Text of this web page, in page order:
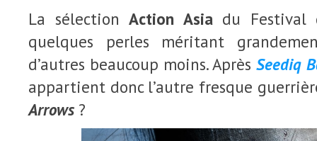
La sélection Action Asiadu Festival
quelques perles méritant
d’autres beaucoup moins. Après Seediq
appartient donc l’autre fresque
Arrows ?